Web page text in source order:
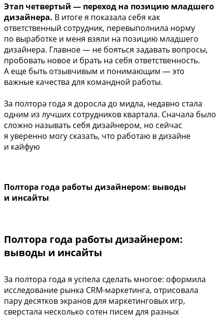
Этап четвертый — переход на позицию младшего
дизайнера. В итоге я показала себя как
ответственный сотрудник, перевыполнила норму
по выработке и меня взяли на позицию младшего
дизайнера. Главное — не бояться задавать вопросы,
пробовать новое и брать на себя ответственность.
А еще быть отзывчивым и понимающим — это
важные качества для командной работы.
За полтора года я доросла до мидла, недавно стала
одним из лучших сотрудников квартала. Сначала было
сложно называть себя дизайнером, но сейчас
я уверенно могу сказать, что работаю в дизайне
и кайфую
Полтора года работы дизайнером: выводы
и инсайты
Полтора года работы дизайнером:
выводы и инсайты
За полтора года я успела сделать многое: оформила
исследование рынка CRM-маркетинга, отрисовала
пару десятков экранов для маркетинговых игр,
сверстала несколько сотен писем для разных